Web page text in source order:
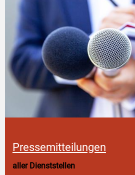
Pressemitteilungen
aller Dienststellen